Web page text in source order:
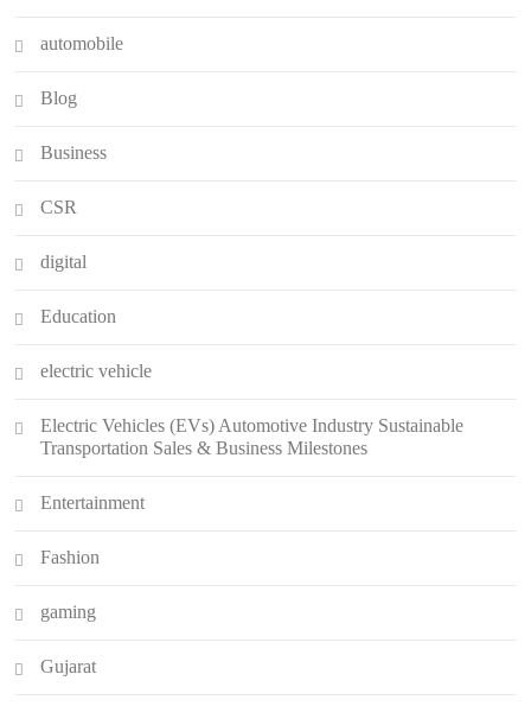
automobile
Blog
Business
CSR
digital
Education
electric vehicle
Electric Vehicles (EVs) Automotive Industry Sustainable
Transportation Sales & Business Milestones
Entertainment
Fashion
gaming
Gujarat